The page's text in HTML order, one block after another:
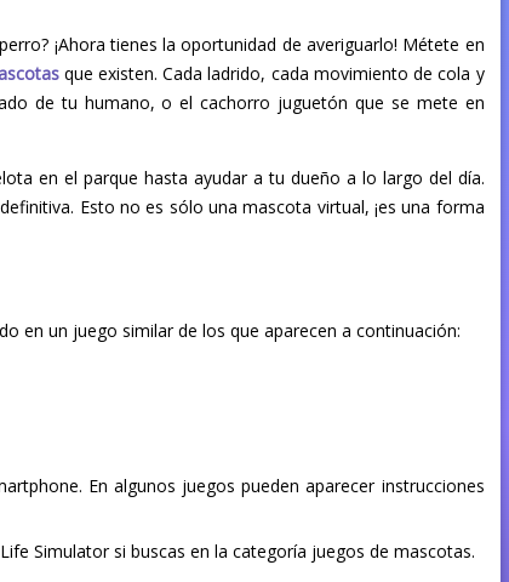
¡Ahora tienes la oportunidad de averiguarlo! Métete en
que existen. Cada ladrido, cada movimiento de cola y
de tu humano, o el cachorro juguetón que se mete en
en el parque hasta ayudar a tu dueño a lo largo del día.
Esto no es sólo una mascota virtual, ¡es una forma
en un juego similar de los que aparecen a continuación:
En algunos juegos pueden aparecer instrucciones
Simulator si buscas en la categoría juegos de mascotas.